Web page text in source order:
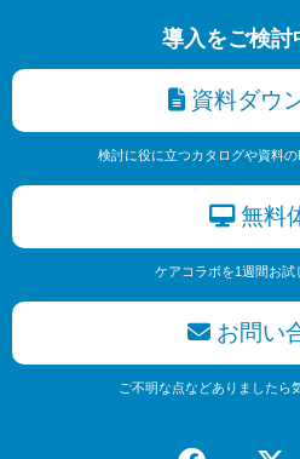
導入をご検討
資料ダウ
検討に役に立つカタログや資料
無料
ケアコラボを1週間お試
お問い
ご不明な点などありましたら